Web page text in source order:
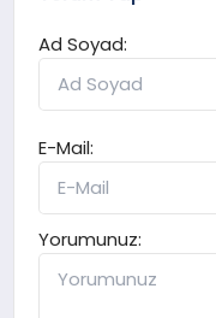
Ad Soyad:
E-Mail:
Yorumunuz: